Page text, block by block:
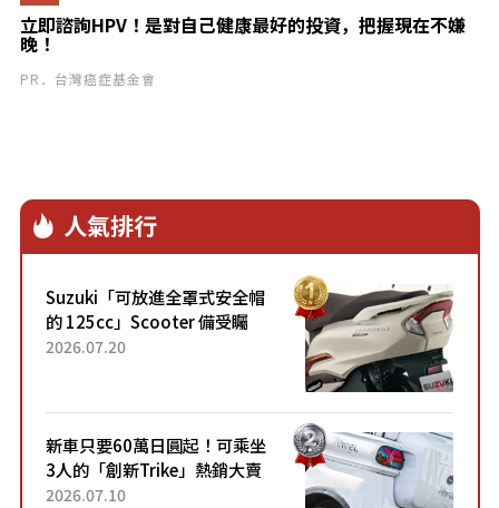
立即諮詢HPV！是對自己健康最好的投資，把握現在不嫌
晚！
PR．台灣癌症基金會
人氣排行
Suzuki「可放進全罩式安全帽
的 125cc」Scooter 備受矚
目！採用全新流線設計與各項
2026.07.20
新車只要60萬日圓起！可乘坐
3人的「創新Trike」熱銷大賣
成為人氣車款！「養車成本真
2026.07.10